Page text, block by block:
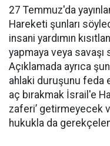
27 Temmuz'da
Hareketi şunları
insani yardımın
yapmaya veya savaşı
Açıklamada ayrıca
ahlaki duruşunu feda
aç bırakmak İsrail'e
zaferi’ getirmeyecek
hukukla da